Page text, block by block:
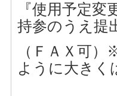
『使用予定
持参のうえ提
（ＦＡＸ可
ように大きく